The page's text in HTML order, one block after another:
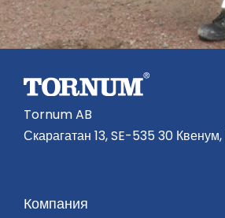
Tornum AB
Скарагатан 13, SE-535 30
Компания